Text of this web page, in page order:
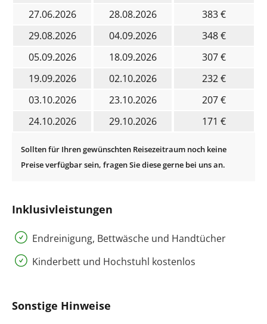
27.06.2026
28.08.2026
383 €
29.08.2026
04.09.2026
348 €
05.09.2026
18.09.2026
307 €
19.09.2026
02.10.2026
232 €
03.10.2026
23.10.2026
207 €
24.10.2026
29.10.2026 171 €
Inklusivleistungen
Endreinigung, Bettwäsche und Handtücher
Kinderbett und Hochstuhl kostenlos
Sonstige Hinweise